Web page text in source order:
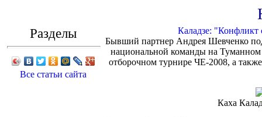
Разделы
Все статьи сайта
Каладзе: "Конфликт
Бывший партнер Андрея Шевченко
национальной команды на
отборочном турнире ЧЕ-2008, а также
Каха